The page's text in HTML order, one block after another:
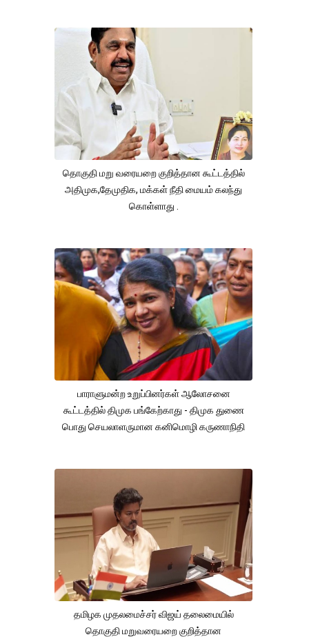
தொகுதி மறு வரையறை குறித்தான கூட்டத்தில்
அதிமுக,தேமுதிக, மக்கள் நீதி மையம் கலந்து
கொள்ளாது .
பாராளுமன்ற உறுப்பினர்கள் ஆலோசனை
கூட்டத்தில் திமுக பங்கேற்காது - திமுக துணை
பொது செயலாளருமான கனிமொழி கருணாநிதி
தமிழக முதலமைச்சர் விஜய் தலைமையில்
தொகுதி மறுவரையறை குறித்தான